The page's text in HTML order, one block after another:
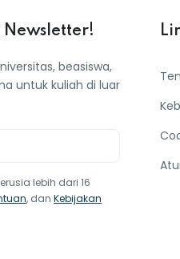
beasiswa,
untuk kuliah di luar
lebih dari 16
, dan Kebijakan